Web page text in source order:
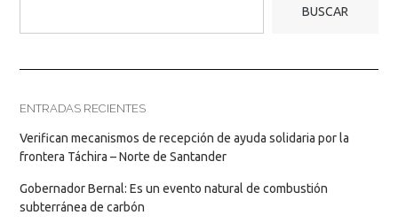
BUSCAR
ENTRADAS RECIENTES
Verifican mecanismos de recepción de ayuda solidaria por la
frontera Táchira – Norte de Santander
Gobernador Bernal: Es un evento natural de combustión
subterránea de carbón